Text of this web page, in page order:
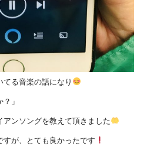
る音楽の話になり
」
ンソングを教えて頂きました
が、とても良かったです